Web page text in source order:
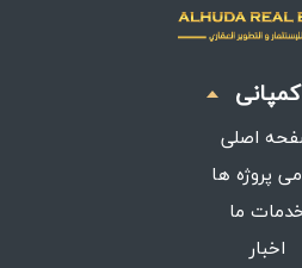
کمپانی
اصلی
پروژه ها
ما
اخبار